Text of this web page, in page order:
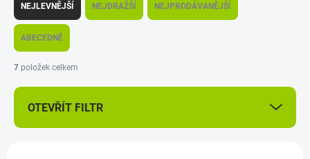
z
e
n
í
r
d
NEJLEVNĚJŠÍ NEJDRAŽŠÍ NEJPRODÁVANĚJŠÍ
ABECEDNĚ
7 položek celkem
OTEVŘÍT FILTR